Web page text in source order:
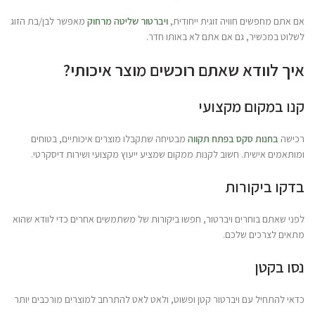
אם אתם מחפשים חוויה זוגית ייחודית, ויברטור שליטה מרחוק מאפשר לבן/בת הזוג
לשלוט במכשיר, גם אם אתם לא באותו חדר.
איך לוודא שאתם רוכשים מוצר איכותי?
קנו במקום מקצועי
רכישה בחנות סקס בפתח תקווה מבטיחה שתקבלו מוצרים איכותיים, בטוחים
ומותאמים אישית. חשוב לקנות ממקום שמציע ייעוץ מקצועי ושירות דיסקרטי.
בדקו ביקורות
לפני שאתם בוחרים ויברטור, חפשו ביקורות של משתמשים אחרים כדי לוודא שהוא
מתאים לצרכים שלכם.
נסו בקטן
כדאי להתחיל עם ויברטור קטן ופשוט, ולאט לאט להתרחב למוצרים מורכבים יותר